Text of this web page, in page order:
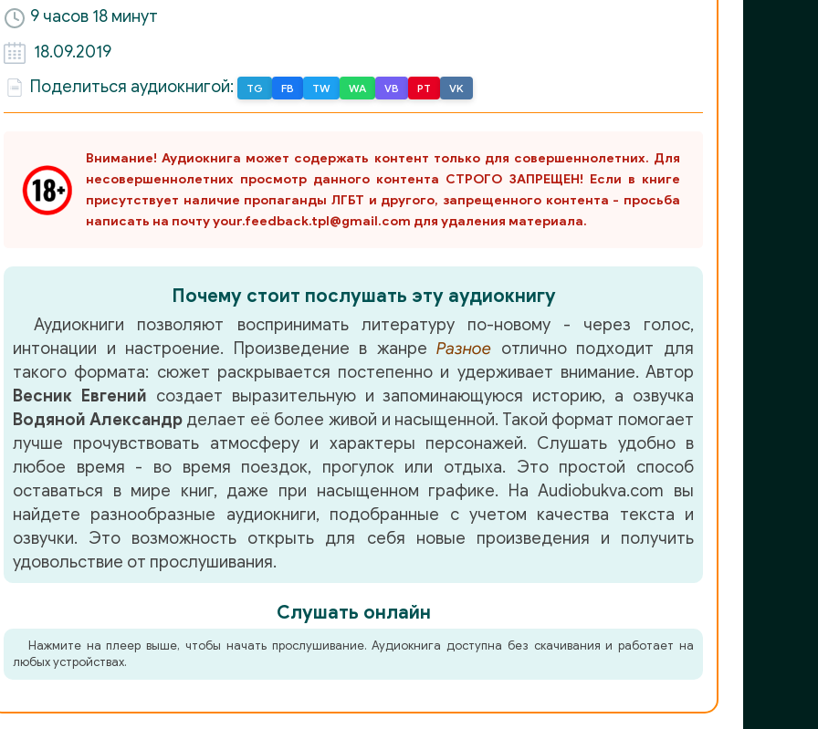
9 часов 18 минут
18.09.2019
Поделиться аудиокнигой:
TG FB TW WA VB PT VK
Внимание! Аудиокнига может содержать контент только для совершеннолетних. Для
несовершеннолетних просмотр данного контента СТРОГО ЗАПРЕЩЕН! Если в книге
присутствует наличие пропаганды ЛГБТ и другого, запрещенного контента - просьба
написать на почту your.feedback.tpl@gmail.com для удаления материала.
Почему стоит послушать эту аудиокнигу
Аудиокниги позволяют воспринимать литературу по-новому - через голос,
интонации и настроение. Произведение в жанреРазное отлично подходит для
такого формата: сюжет раскрывается постепенно и удерживает внимание. Автор
Весник Евгений создает выразительную и запоминающуюся историю, а озвучка
Водяной Александрделает её более живой и насыщенной. Такой формат помогает
лучше прочувствовать атмосферу и характеры персонажей. Слушать удобно в
любое время - во время поездок, прогулок или отдыха. Это простой способ
оставаться в мире книг, даже при насыщенном графике. На Audiobukva.com вы
найдете разнообразные аудиокниги, подобранные с учетом качества текста и
озвучки. Это возможность открыть для себя новые произведения и получить
удовольствие от прослушивания.
Слушать онлайн
Нажмите на плеер выше, чтобы начать прослушивание. Аудиокнига доступна без скачивания и работает на
любых устройствах.